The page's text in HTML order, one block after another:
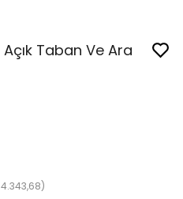
Açık Taban Ve Ara